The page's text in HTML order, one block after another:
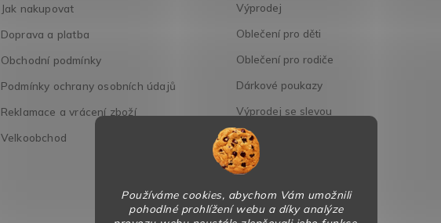
Používáme cookies, abychom Vám umožnili
pohodlné prohlížení webu a díky analýze
Jak nakupovat
Doprava a platba
Obchodní podmínky
Podmínky ochrany osobních údajů
Reklamace a vrácení zboží
Velkoobchod
Výprodej
Oblečení pro děti
Oblečení pro rodiče
Dárkové poukazy
Výprodej se slevou